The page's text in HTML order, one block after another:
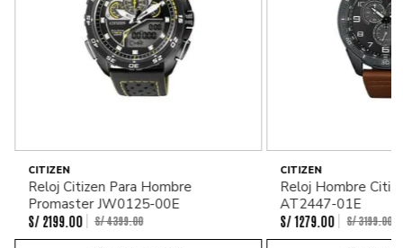
CITIZEN
Reloj Citizen Para Hombre
Promaster JW0125-00E
S/ 2199. 00 S/4399.00
CITIZEN
Reloj Hombre
AT2447-01E
S/ 1279 00 S/3199.00